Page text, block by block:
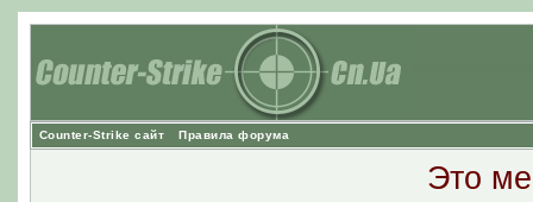
Counter-Strike сайт Правила форума
Это